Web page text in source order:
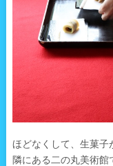
ほどなくして、生菓子
隣にある二の丸美術館